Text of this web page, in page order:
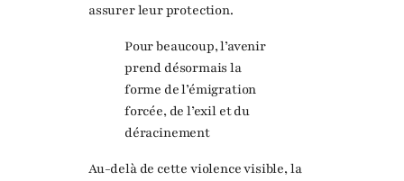
assurer leur protection.
Pour beaucoup, l’avenir
prend désormais la
forme de l’émigration
forcée, de l’exil et du
déracinement
Au-delà de cette violence visible, la